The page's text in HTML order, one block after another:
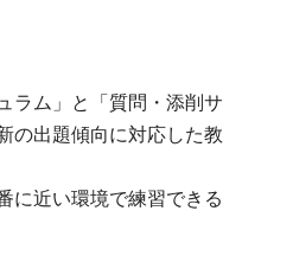
ラム」と「質問・添削サ
の出題傾向に対応した教
に近い環境で練習できる